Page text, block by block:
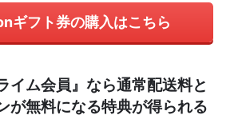
ギフト券の購入はこちら
イム会員』なら通常配送料と
が無料になる特典が得られる